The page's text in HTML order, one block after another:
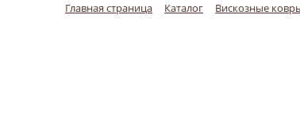
Главная страница Каталог Вискозные